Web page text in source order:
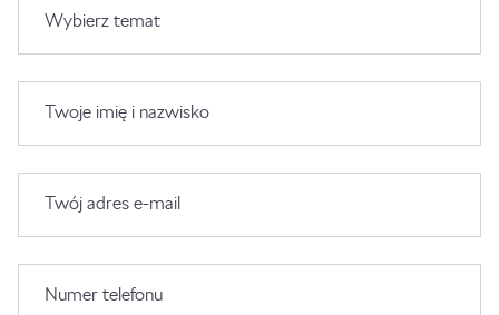
Wybierz temat
Twoje imię i nazwisko
Twój adres e-mail
Numer telefonu